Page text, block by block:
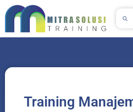
Skip
to
Training